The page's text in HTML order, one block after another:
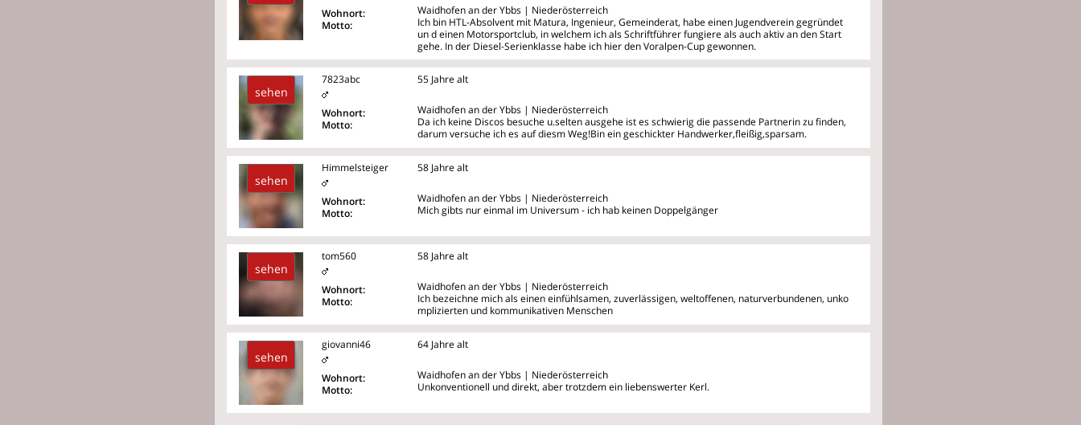
Wohnort:
Motto:
Waidhofen an der Ybbs | Niederösterreich
Ich bin HTL-Absolvent mit Matura, Ingenieur, Gemeinderat, habe einen Jugendverein gegründet
un d einen Motorsportclub, in welchem ich als Schriftführer fungiere als auch aktiv an den Start
gehe. In der Diesel-Serienklasse habe ich hier den Voralpen-Cup gewonnen.
sehen
7823abc
Wohnort:
Motto:
55 Jahre alt
Waidhofen an der Ybbs | Niederösterreich
Da ich keine Discos besuche u.selten ausgehe ist es schwierig die passende Partnerin zu finden,
darum versuche ich es auf diesm Weg!Bin ein geschickter Handwerker,fleißig,sparsam.
sehen
Himmelsteiger
Wohnort:
Motto:
58 Jahre alt
Waidhofen an der Ybbs | Niederösterreich
Mich gibts nur einmal im Universum - ich hab keinen Doppelgänger
sehen
tom560
Wohnort:
Motto:
58 Jahre alt
Waidhofen an der Ybbs | Niederösterreich
Ich bezeichne mich als einen einfühlsamen, zuverlässigen, weltoffenen, naturverbundenen, unko
mplizierten und kommunikativen Menschen
sehen
giovanni46
Wohnort:
Motto:
64 Jahre alt
Waidhofen an der Ybbs | Niederösterreich
Unkonventionell und direkt, aber trotzdem ein liebenswerter Kerl.